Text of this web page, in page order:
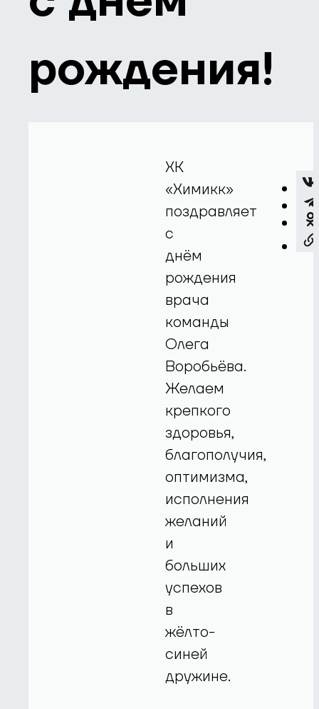
рождения!
ХК
«Химикк»
поздравляет
с
днём
рождения
врача
команды
Олега
Воробьёва.
Желаем
крепкого
здоровья,
благополучия,
оптимизма,
исполнения
желаний
и
больших
успехов
в
жёлто-
синей
дружине.